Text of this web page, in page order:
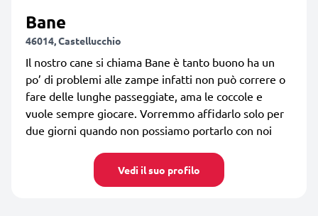
Bane
46014, Castellucchio
Il nostro cane si chiama Bane è tanto buono ha un
po’ di problemi alle zampe infatti non può correre o
fare delle lunghe passeggiate, ama le coccole e
vuole sempre giocare. Vorremmo affidarlo solo per
due giorni quando non possiamo portarlo con noi
Vedi il suo profilo